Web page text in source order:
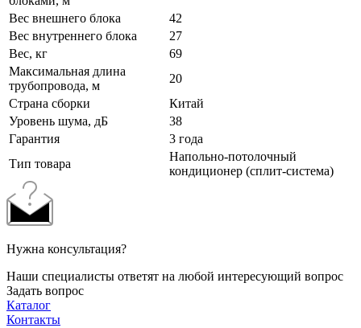
Вес внешнего блока
42
Вес внутреннего блока
27
Вес, кг
69
Максимальная длина
трубопровода, м
20
Страна сборки
Китай
Уровень шума, дБ
38
Гарантия
3 года
Тип товара
Напольно-потолочный
кондиционер (сплит-система)
Нужна консультация?
Наши специалисты ответят на любой интересующий вопрос
Задать вопрос
Каталог
Контакты